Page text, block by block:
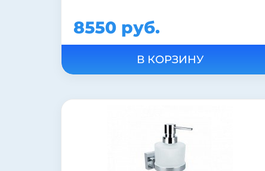
8550 руб.